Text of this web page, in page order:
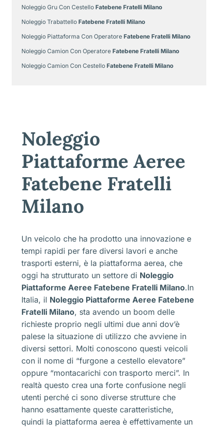
Noleggio Gru Con Cestello Fatebene Fratelli Milano
Noleggio Trabattello Fatebene Fratelli Milano
Noleggio Piattaforma Con Operatore Fatebene Fratelli Milano
Noleggio Camion Con Operatore Fatebene Fratelli Milano
Noleggio Camion Con Cestello Fatebene Fratelli Milano
Noleggio
Piattaforme Aeree
Fatebene Fratelli
Milano
Un veicolo che ha prodotto una innovazione e
tempi rapidi per fare diversi lavori e anche
trasporti esterni, è la piattaforma aerea, che
oggi ha strutturato un settore di Noleggio
Piattaforme Aeree Fatebene Fratelli Milano.In
Italia, il Noleggio Piattaforme Aeree Fatebene
Fratelli Milano, sta avendo un boom delle
richieste proprio negli ultimi due anni dov’è
palese la situazione di utilizzo che avviene in
diversi settori. Molti conoscono questi veicoli
con il nome di “furgone a cestello elevatore”
oppure “montacarichi con trasporto merci”. In
realtà questo crea una forte confusione negli
utenti perché ci sono diverse strutture che
hanno esattamente queste caratteristiche,
quindi la piattaforma aerea è effettivamente un